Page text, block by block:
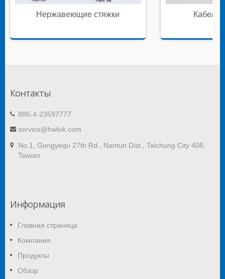
Нержавеющие стяжки
Контакты
886-4-23597777
service@hwlok.com
No.1, Gongyequ 27th Rd., Nantun Dist., Taichung City 408,
Taiwan
Информация
Главная страница
Компания
Продукты
Обзор